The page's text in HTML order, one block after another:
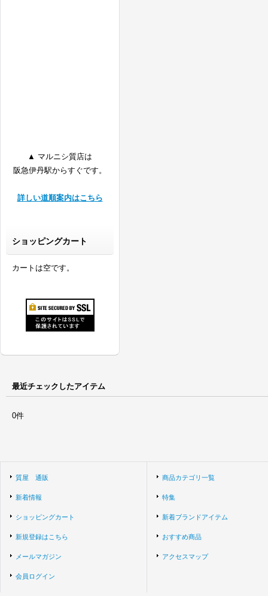
▲ マルニシ質店は
阪急伊丹駅からすぐです。
詳しい道順案内はこちら
ショッピングカート
カートは空です。
最近チェックしたアイテム
0件
質屋 通販
新着情報
ショッピングカート
新規登録はこちら
メールマガジン
会員ログイン
商品カテゴリ一覧
特集
新着ブランドアイテム
おすすめ商品
アクセスマップ